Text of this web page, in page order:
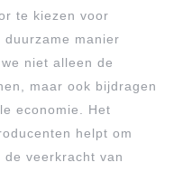
te kiezen voor
manier
niet alleen de
maar ook bijdragen
economie. Het
helpt om
veerkracht van